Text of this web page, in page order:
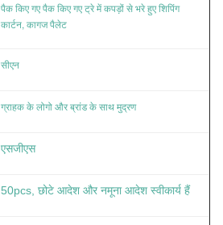
पैक किए गए पैक किए गए ट्रे में कपड़ों से भरे हुए शिपिंग
कार्टन, कागज पैलेट
सीएन
ग्राहक के लोगो और ब्रांड के साथ मुद्रण
एसजीएस
50pcs, छोटे आदेश और नमूना आदेश स्वीकार्य हैं